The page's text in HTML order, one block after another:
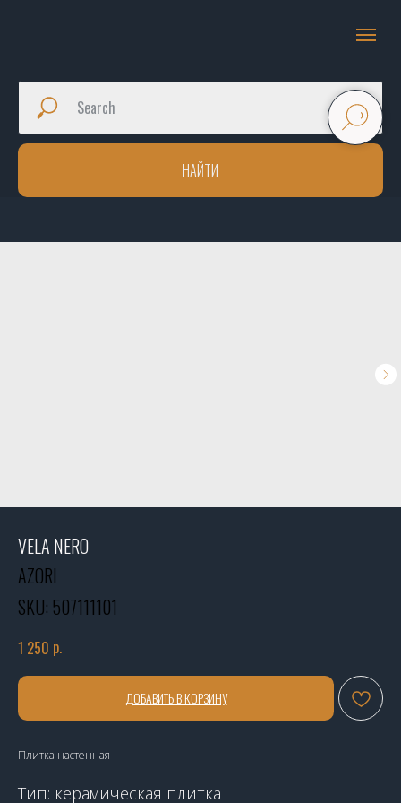
НАЙТИ
VELA NERO
AZORI
SKU: 507111101
1 250 р.
ДОБАВИТЬ В КОРЗИНУ
Плитка настенная
Тип: керамическая плитка